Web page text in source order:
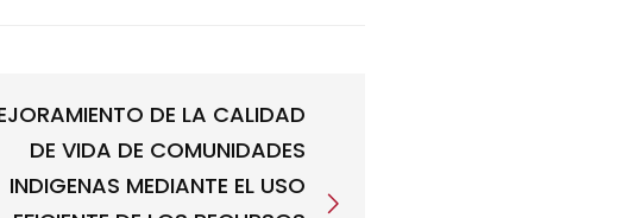
DE LA CALIDAD
DE VIDA DE COMUNIDADES
INDIGENAS MEDIANTE EL USO